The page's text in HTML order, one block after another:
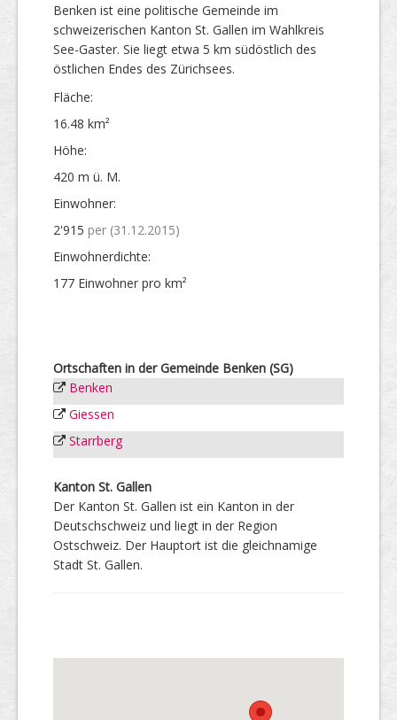
Benken ist eine politische Gemeinde im
schweizerischen Kanton St. Gallen im Wahlkreis
See-Gaster. Sie liegt etwa 5 km südöstlich des
östlichen Endes des Zürichsees.
Fläche:
16.48 km²
Höhe:
420 m ü. M.
Einwohner:
2'915 per (31.12.2015)
Einwohner­dichte:
177 Einwohner pro km²
Ortschaften in der Gemeinde Benken (SG)
Benken
Giessen
Starrberg
Kanton St. Gallen
Der Kanton St. Gallen ist ein Kanton in der
Deutschschweiz und liegt in der Region
Ostschweiz. Der Hauptort ist die gleichnamige
Stadt St. Gallen.